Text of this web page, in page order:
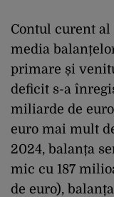
Contul curent
media
primare și
deficit s-a
miliarde de
euro mai mult
2024, balanța
mic cu 187
de euro),